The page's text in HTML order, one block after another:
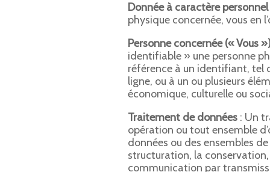
Donnée à caractère personnel
physique concernée, vous en
Personne concernée (« Vous
identifiable » une personne
référence à un identifiant, tel
ligne, ou à un ou plusieurs
économique, culturelle ou
Traitement de données: Un
opération ou tout ensemble
données ou des ensembles
structuration, la
communication par